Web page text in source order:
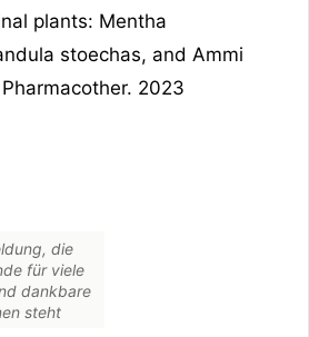
plants: Mentha
stoechas, and Ammi
2023
die
für viele
dankbare
steht